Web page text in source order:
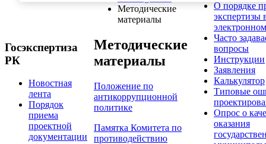
Госэкспертиза
РК
Новостная
лента
Порядок
приема
проектной
документации
Методические
материалы
Методические
материалы
Положение по
антикоррупционной
политике
Памятка Комитета по
противодействию
О порядке
экспертизы
Часто
вопросы
Инструкции
Заявления
Калькулятор
Типовые
Опрос о
оказания